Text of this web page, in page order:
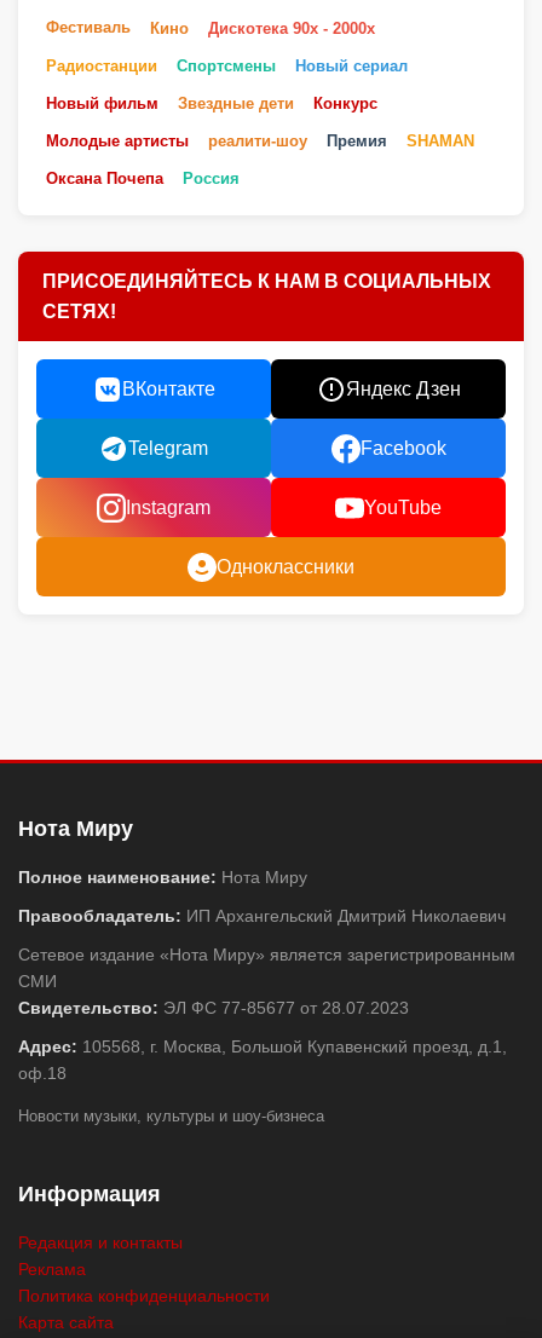
Фестиваль Кино Дискотека 90х - 2000х
Радиостанции Спортсмены Новый сериал
Новый фильм Звездные дети Конкурс
Молодые артисты реалити-шоу Премия SHAMAN
Оксана Почепа Россия
ПРИСОЕДИНЯЙТЕСЬ К НАМ В СОЦИАЛЬНЫХ
СЕТЯХ!
ВКонтакте Яндекс Дзен
Telegram Facebook
Instagram YouTube
Одноклассники
Нота Миру
Полное наименование: Нота Миру
Правообладатель: ИП Архангельский Дмитрий Николаевич
Сетевое издание «Нота Миру» является зарегистрированным
СМИ
Свидетельство: ЭЛ ФС 77-85677 от 28.07.2023
Адрес: 105568, г. Москва, Большой Купавенский проезд, д.1,
оф.18
Новости музыки, культуры и шоу-бизнеса
Информация
Редакция и контакты
Реклама
Политика конфиденциальности
Карта сайта